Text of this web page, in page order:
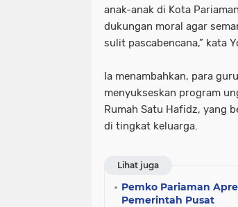
anak-anak di Kota
dukungan moral agar
sulit pascabencana,” kata
Ia menambahkan, para
menyukseskan program
Rumah Satu Hafidz, yang
di tingkat keluarga.
Lihat juga
Pemko Pariaman
Pemerintah Pusat